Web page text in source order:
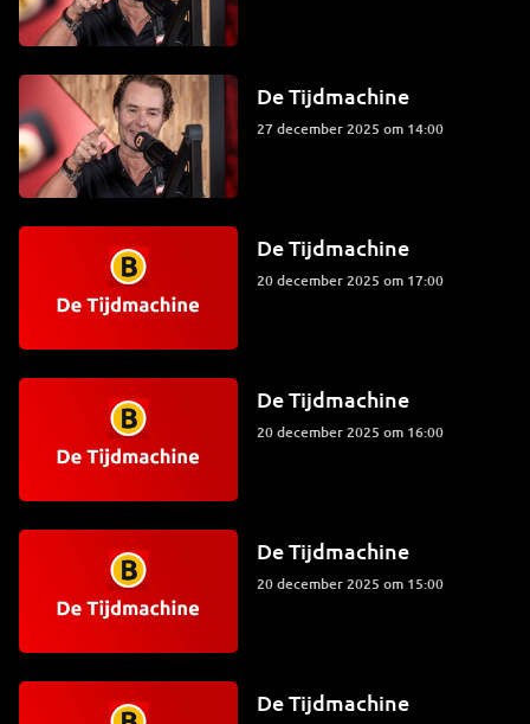
De Tijdmachine
27 december 2025 om 14:00
De Tijdmachine
20 december 2025 om 17:00
De Tijdmachine
20 december 2025 om 16:00
De Tijdmachine
20 december 2025 om 15:00
De Tijdmachine